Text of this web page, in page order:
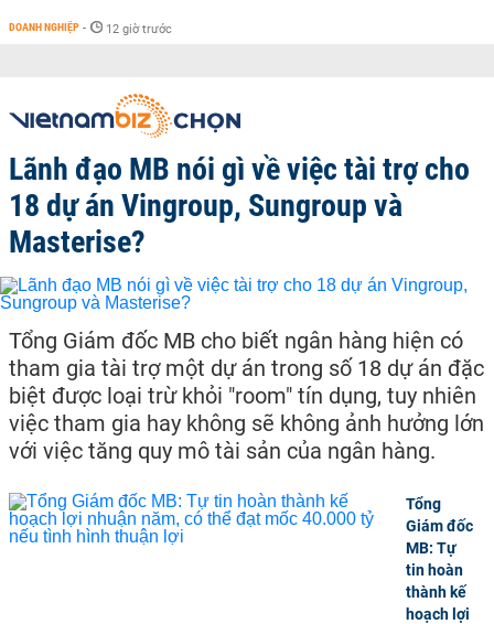
DOANH NGHIỆP - 12 giờ trước
Lãnh đạo MB nói gì về việc tài trợ cho
18 dự án Vingroup, Sungroup và
Masterise?
Tổng Giám đốc MB cho biết ngân hàng hiện có
tham gia tài trợ một dự án trong số 18 dự án đặc
biệt được loại trừ khỏi "room" tín dụng, tuy nhiên
việc tham gia hay không sẽ không ảnh hưởng lớn
với việc tăng quy mô tài sản của ngân hàng.
Tổng
Giám đốc
MB: Tự
tin hoàn
thành kế
hoạch lợi